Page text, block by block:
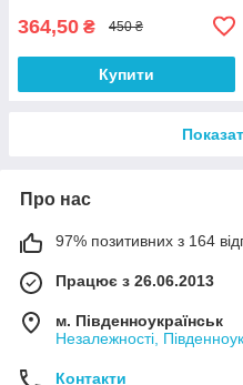
364,50 ₴ 450 ₴
Купити
Про нас
97% позитивних з 164
Працює з 26.06.2013
м. Південноукраїнськ
Незалежності,
Контакти